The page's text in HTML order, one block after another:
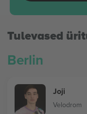
Tulevased
Berlin
Joji
Velodrom